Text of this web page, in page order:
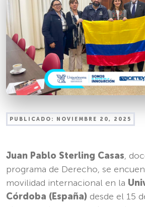
PUBLICADO: NOVIEMBRE 20, 2025
Juan Pablo Sterling Casas,
programa de Derecho, se
movilidad internacional en la
Córdoba (España) desde el 15